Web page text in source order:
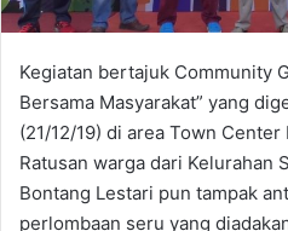
Kegiatan bertajuk Community
Bersama Masyarakat” yang
(21/12/19) di area Town
Ratusan warga dari Kelurahan
Bontang Lestari pun tampak
perlombaan seru yang